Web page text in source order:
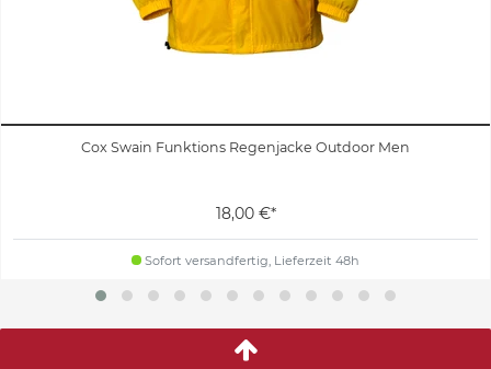
Cox Swain Funktions Regenjacke Outdoor Men
18,00 €*
Sofort versandfertig, Lieferzeit 48h